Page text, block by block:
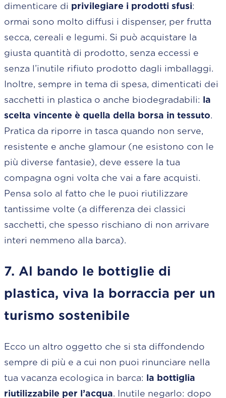
dimenticare di privilegiare i prodotti sfusi:
ormai sono molto diffusi i dispenser, per frutta
secca, cereali e legumi. Si può acquistare la
giusta quantità di prodotto, senza eccessi e
senza l’inutile rifiuto prodotto dagli imballaggi.
Inoltre, sempre in tema di spesa, dimenticati dei
sacchetti in plastica o anche biodegradabili: la
scelta vincente è quella della borsa in tessuto.
Pratica da riporre in tasca quando non serve,
resistente e anche glamour (ne esistono con le
più diverse fantasie), deve essere la tua
compagna ogni volta che vai a fare acquisti.
Pensa solo al fatto che le puoi riutilizzare
tantissime volte (a differenza dei classici
sacchetti, che spesso rischiano di non arrivare
interi nemmeno alla barca).
7. Al bando le bottiglie di
plastica, viva la borraccia per un
turismo sostenibile
Ecco un altro oggetto che si sta diffondendo
sempre di più e a cui non puoi rinunciare nella
tua vacanza ecologica in barca: la bottiglia
riutilizzabile per l’acqua. Inutile negarlo: dopo